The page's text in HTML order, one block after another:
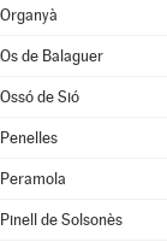
Organyà
Os de Balaguer
Ossó de Sió
Penelles
Peramola
Pinell de Solsonès